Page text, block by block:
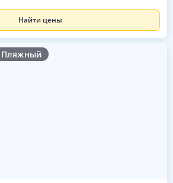
Найти цены
Пляжный